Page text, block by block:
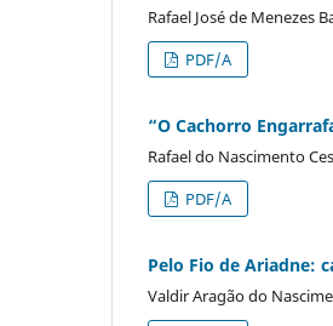
Rafael José de Menezes
PDF/A
“O Cachorro
Rafael do Nascimento
PDF/A
Pelo Fio de Ariadne:
Valdir Aragão do